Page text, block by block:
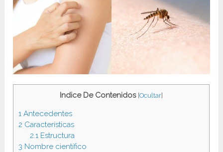
Indice De Contenidos [Ocultar]
1 Antecedentes
2 Características
2.1Estructura
3 Nombre científico